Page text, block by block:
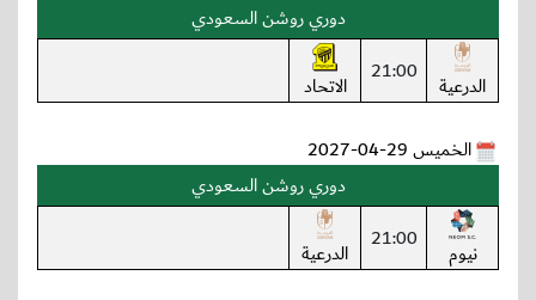
دوري روشن السعودي
الدرعية 21:00 الاتحاد
الخميس 29-04-2027
دوري روشن السعودي
نيوم 21:00 الدرعية